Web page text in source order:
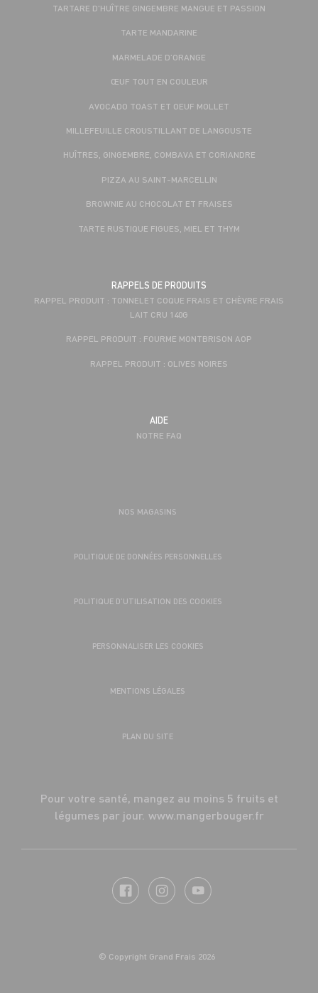
TARTARE D'HUÎTRE GINGEMBRE MANGUE ET PASSION
TARTE MANDARINE
MARMELADE D’ORANGE
ŒUF TOUT EN COULEUR
AVOCADO TOAST ET OEUF MOLLET
MILLEFEUILLE CROUSTILLANT DE LANGOUSTE
HUÎTRES, GINGEMBRE, COMBAVA ET CORIANDRE
PIZZA AU SAINT-MARCELLIN
BROWNIE AU CHOCOLAT ET FRAISES
TARTE RUSTIQUE FIGUES, MIEL ET THYM
RAPPELS DE PRODUITS
RAPPEL PRODUIT : TONNELET COQUE FRAIS ET CHÈVRE FRAIS
LAIT CRU 140G
RAPPEL PRODUIT : FOURME MONTBRISON AOP
RAPPEL PRODUIT : OLIVES NOIRES
AIDE
NOTRE FAQ
NOS MAGASINS
POLITIQUE DE DONNÉES PERSONNELLES
POLITIQUE D’UTILISATION DES COOKIES
PERSONNALISER LES COOKIES
MENTIONS LÉGALES
PLAN DU SITE
Pour votre santé, mangez au moins 5 fruits et
légumes par jour. www.mangerbouger.fr
© Copyright Grand Frais 2026